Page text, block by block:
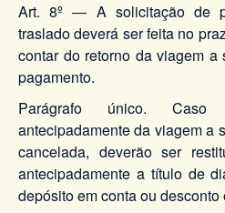
Art. 8º ― A solicitação de
traslado deverá ser feita no
contar do retorno da viagem
pagamento.
Parágrafo único.
antecipadamente da viagem a
cancelada, deverão ser
antecipadamente a título de
depósito em conta ou